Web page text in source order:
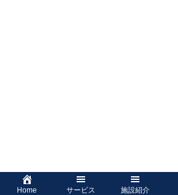
Home サービス 施設紹介